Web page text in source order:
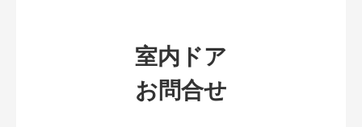
室内ドア
お問合せ